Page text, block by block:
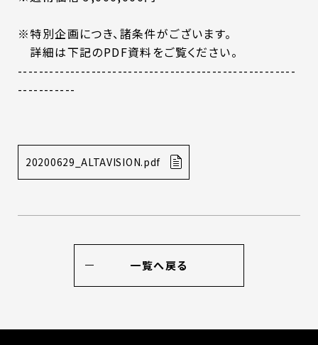
※特別企画につき、諸条件がございます。
詳細は下記のPDF資料をご覧ください。
-----------------------------------------------------
-----------
20200629_ALTAVISION.pdf
一覧へ戻る